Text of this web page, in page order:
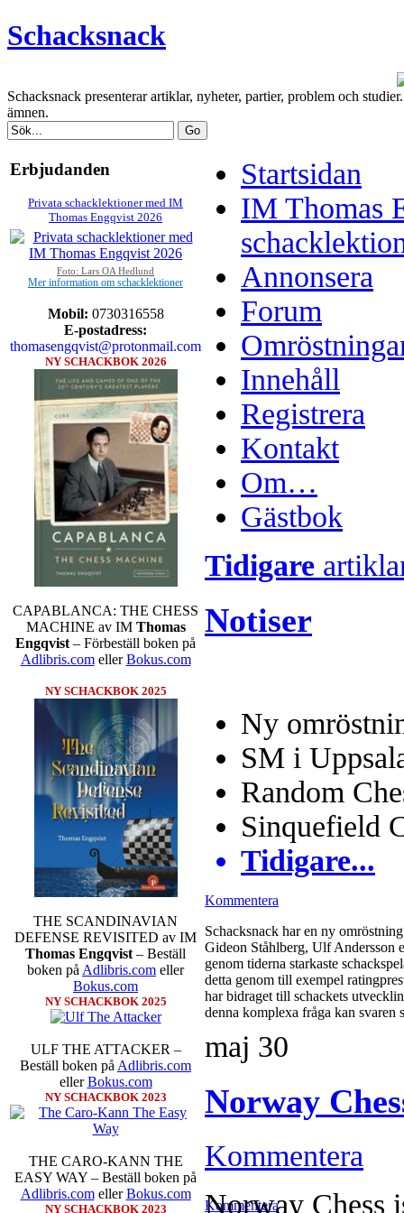
Schacksnack
Schacksnack presenterar artiklar, nyheter, partier, problem och
ämnen.
Erbjudanden
Privata schacklektioner med IM
Thomas Engqvist 2026
Foto: Lars OA Hedlund
Mer information om schacklektioner
Mobil: 0730316558
E-postadress:
thomasengqvist@protonmail.com
NY SCHACKBOK 2026
CAPABLANCA: THE CHESS
MACHINE av IM Thomas
Engqvist – Förbeställ boken på
Adlibris.comellerBokus.com
NY SCHACKBOK 2025
THE SCANDINAVIAN
DEFENSE REVISITED av IM
Thomas Engqvist – Beställ
boken på Adlibris.com eller
Bokus.com
NY SCHACKBOK 2025
ULF THE ATTACKER –
Beställ boken på Adlibris.com
ellerBokus.com
NY SCHACKBOK 2023
THE CARO-KANN THE
EASY WAY – Beställ boken på
Adlibris.comellerBokus.com
NY SCHACKBOK 2023
Startsidan
IM Thomas
Annonsera
Forum
Innehåll
Registrera
Kontakt
Om…
Gästbok
Tidigare
Notiser
Ny
SM i
Random
Sinquefield
Tidigare...
Kommentera
Schacksnack har en ny
Gideon Ståhlberg, Ulf Andersson
genom tiderna starkaste
detta genom till exempel
har bidraget till schackets
denna komplexa fråga kan svaren
Kommentera
maj 30
Norway
Kommentera
Norway Chess